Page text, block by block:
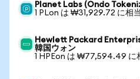
Planet Labs (Ondo
1 PLon は ₩31,929.72 に相当
Hewlett Packard
韓国ウォン
1 HPEon は ₩77,594.49 に